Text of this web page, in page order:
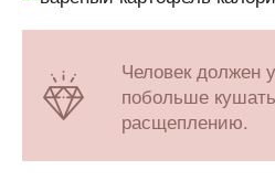
Человек должен
побольше
расщеплению.